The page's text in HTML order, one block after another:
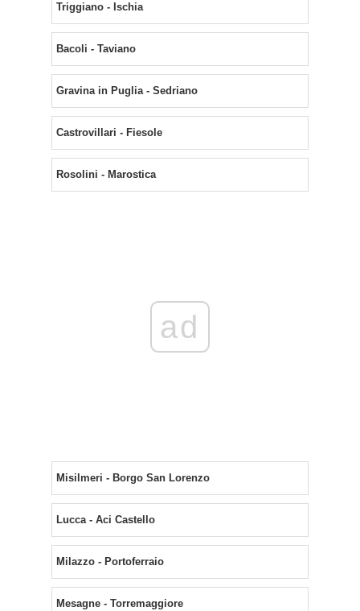
Triggiano - Ischia
Bacoli - Taviano
Gravina in Puglia - Sedriano
Castrovillari - Fiesole
Rosolini - Marostica
ad
Misilmeri - Borgo San Lorenzo
Lucca - Aci Castello
Milazzo - Portoferraio
Mesagne - Torremaggiore